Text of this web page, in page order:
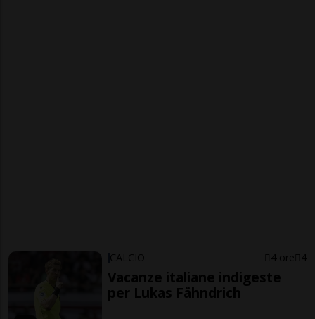
CALCIO 4 ore 4
Vacanze italiane indigeste
per Lukas Fähndrich